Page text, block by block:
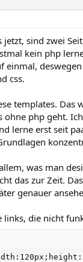
jetzt, sind zwei
kein php
einmal,
css.
templates. Das
ohne php geht.
lerne erst seit
was man
das zur Zeit.
genauer
links, die nicht